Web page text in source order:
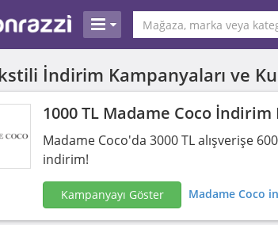
İndirim Kampanyaları ve
1000 TL Madame Coco İndirim
Madame Coco'da 3000 TL alışverişe
indirim!
Kampanyayı Göster Madame Coco